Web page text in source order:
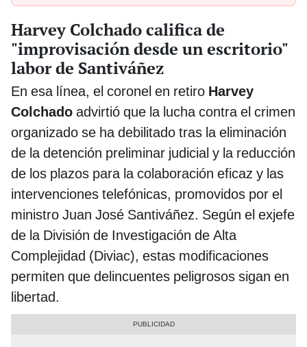
Harvey Colchado califica de
"improvisación desde un escritorio"
labor de Santiváñez
En esa línea, el coronel en retiro Harvey
Colchado advirtió que la lucha contra el crimen
organizado se ha debilitado tras la eliminación
de la detención preliminar judicial y la reducción
de los plazos para la colaboración eficaz y las
intervenciones telefónicas, promovidos por el
ministro Juan José Santiváñez. Según el exjefe
de la División de Investigación de Alta
Complejidad (Diviac), estas modificaciones
permiten que delincuentes peligrosos sigan en
libertad.